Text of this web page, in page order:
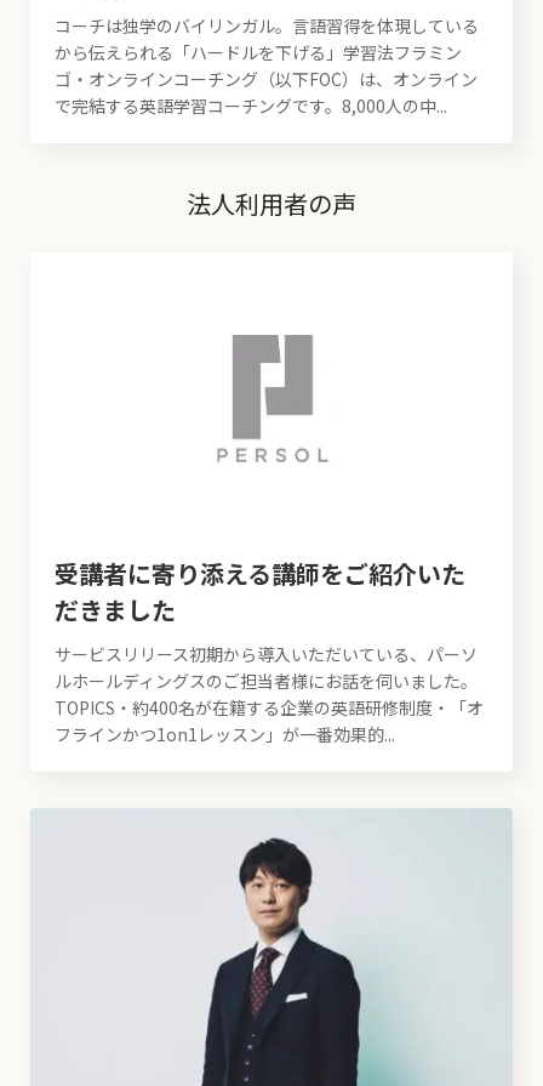
コーチは独学のバイリンガル。言語習得を体現している
から伝えられる「ハードルを下げる」学習法フラミン
ゴ・オンラインコーチング（以下FOC）は、オンライン
で完結する英語学習コーチングです。8,000人の中...
法人利用者の声
受講者に寄り添える講師をご紹介いた
だきました
サービスリリース初期から導入いただいている、パーソ
ルホールディングスのご担当者様にお話を伺いました。
TOPICS・約400名が在籍する企業の英語研修制度・「オ
フラインかつ1on1レッスン」が一番効果的...